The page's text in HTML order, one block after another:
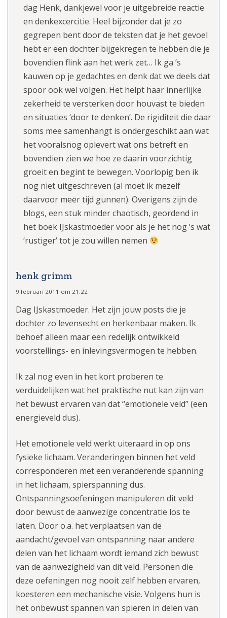
dag Henk, dankjewel voor je uitgebreide reactie
en denkexcercitie. Heel bijzonder dat je zo
gegrepen bent door de teksten dat je het gevoel
hebt er een dochter bijgekregen te hebben die je
bovendien flink aan het werk zet… Ik ga ’s
kauwen op je gedachtes en denk dat we deels dat
spoor ook wel volgen. Het helpt haar innerlijke
zekerheid te versterken door houvast te bieden
en situaties ‘door te denken’. De rigiditeit die daar
soms mee samenhangt is ondergeschikt aan wat
het vooralsnog oplevert wat ons betreft en
bovendien zien we hoe ze daarin voorzichtig
groeit en begint te bewegen. Voorlopig ben ik
nog niet uitgeschreven (al moet ik mezelf
daarvoor meer tijd gunnen). Overigens zijn de
blogs, een stuk minder chaotisch, geordend in
het boek IJskastmoeder voor als je het nog ’s wat
‘rustiger’ tot je zou willen nemen
henk grimm
9 februari 2011 om 21:22
Dag IJskastmoeder. Het zijn jouw posts die je
dochter zo levensecht en herkenbaar maken. Ik
behoef alleen maar een redelijk ontwikkeld
voorstellings- en inlevingsvermogen te hebben.
Ik zal nog even in het kort proberen te
verduidelijken wat het praktische nut kan zijn van
het bewust ervaren van dat “emotionele veld” (een
energieveld dus).
Het emotionele veld werkt uiteraard in op ons
fysieke lichaam. Veranderingen binnen het veld
corresponderen met een veranderende spanning
in het lichaam, spierspanning dus.
Ontspanningsoefeningen manipuleren dit veld
door bewust de aanwezige concentratie los te
laten. Door o.a. het verplaatsen van de
aandacht/gevoel van ontspanning naar andere
delen van het lichaam wordt iemand zich bewust
van de aanwezigheid van dit veld. Personen die
deze oefeningen nog nooit zelf hebben ervaren,
koesteren een mechanische visie. Volgens hun is
het onbewust spannen van spieren in delen van